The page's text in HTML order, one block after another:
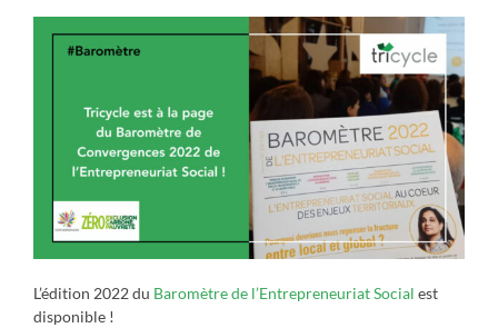
L’édition 2022 du Baromètre de l’Entrepreneuriat Social est
disponible !